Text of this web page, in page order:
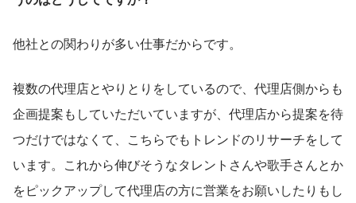
他社との関わりが多い仕事だからです。
複数の代理店とやりとりをしているので、代理店側からも
企画提案もしていただいていますが、代理店から提案を待
つだけではなくて、こちらでもトレンドのリサーチをして
います。これから伸びそうなタレントさんや歌手さんとか
をピックアップして代理店の方に営業をお願いしたりもし